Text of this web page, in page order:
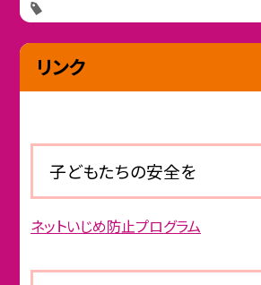
リンク
子どもたちの安全を
ネットいじめ防止プログラム